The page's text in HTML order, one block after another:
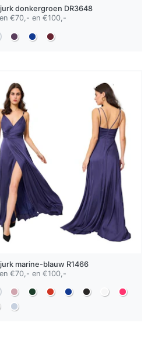
donkergroen DR3648
€70,- en €100,-
marine-blauw R1466
€70,- en €100,-